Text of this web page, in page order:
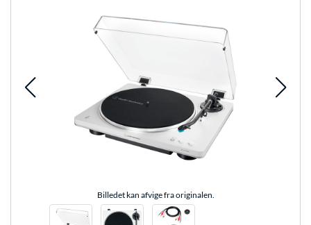
Billedet kan afvige fra originalen.